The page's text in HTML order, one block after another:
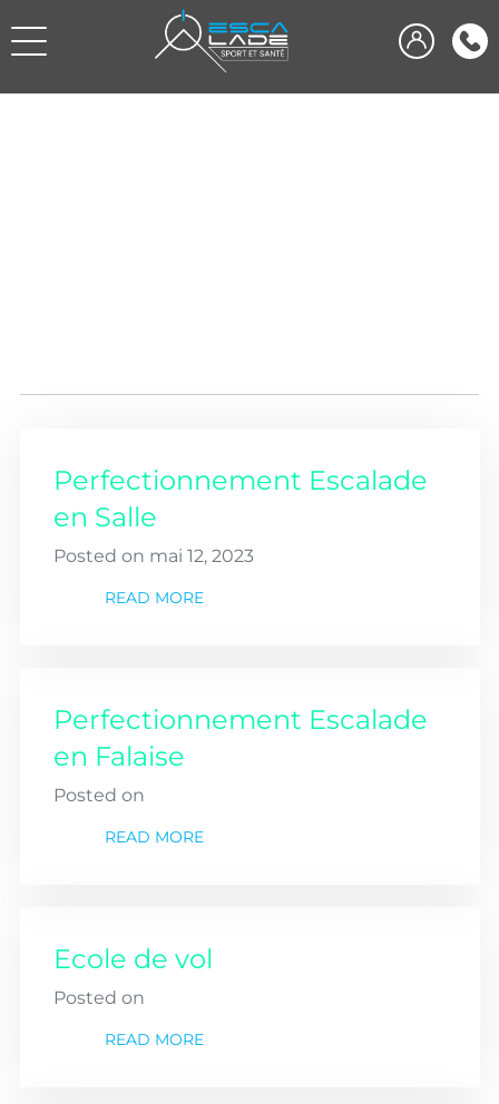
Perfectionnement Escalade
en Salle
Posted on mai 12, 2023
READ MORE
Perfectionnement Escalade
en Falaise
Posted on
READ MORE
Ecole de vol
Posted on
READ MORE